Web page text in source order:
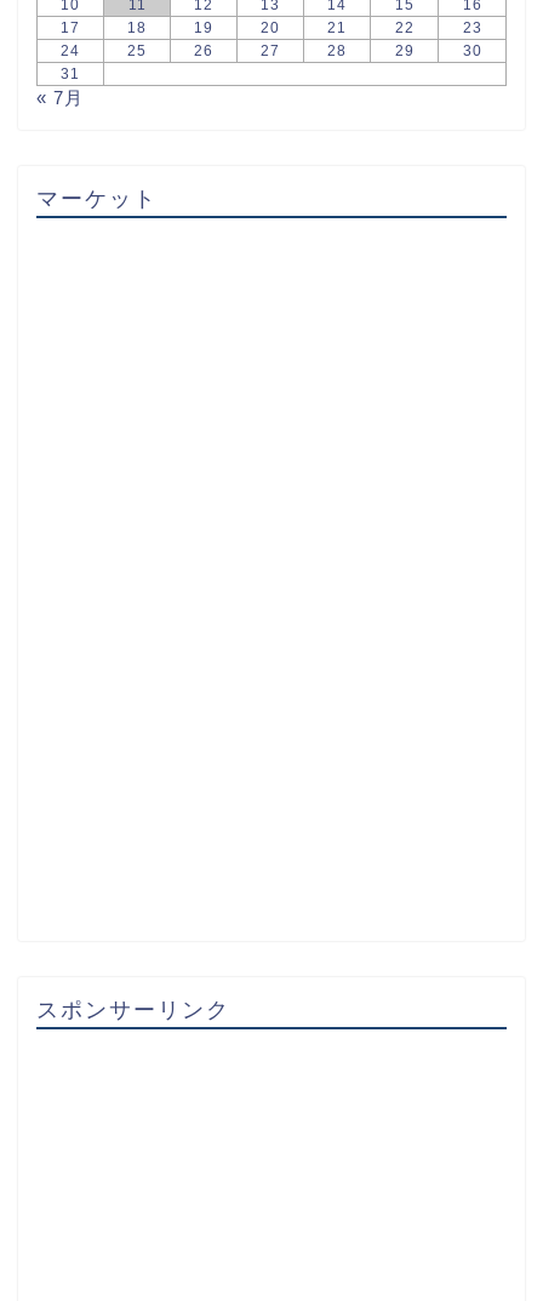
10
11 12 13 14 15
16
17
18 19 20 21 22
23
24
25 26 27 28 29
30
31
« 7月
マーケット
スポンサーリンク